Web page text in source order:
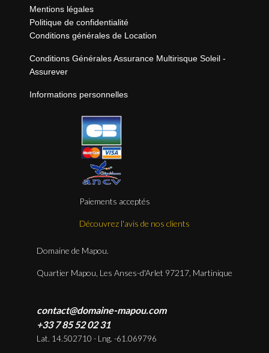
Mentions légales
Politique de confidentialité
Conditions générales de Location
Conditions Générales Assurance Multirisque Soleil -
Assurever
Informations personnelles
Paiements acceptés
Découvrez l'avis de nos clients
Domaine de Mapou.
Quartier Mapou, Les Anses-d'Arlet 97217, Martinique
contact@domaine-mapou.com
+33 7 85 52 02 31
Lat. 14.502710 - Lng. -61.069796